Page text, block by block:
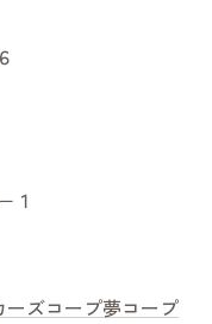
１
ズコープ夢コープ